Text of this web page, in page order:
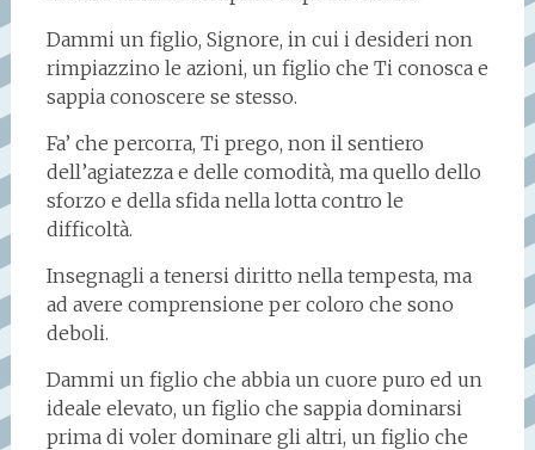
Dammi un figlio, Signore, in cui i desideri non
rimpiazzino le azioni, un figlio che Ti conosca e
sappia conoscere se stesso.
Fa’ che percorra, Ti prego, non il sentiero
dell’agiatezza e delle comodità, ma quello dello
sforzo e della sfida nella lotta contro le
difficoltà.
Insegnagli a tenersi diritto nella tempesta, ma
ad avere comprensione per coloro che sono
deboli.
Dammi un figlio che abbia un cuore puro ed un
ideale elevato, un figlio che sappia dominarsi
prima di voler dominare gli altri, un figlio che